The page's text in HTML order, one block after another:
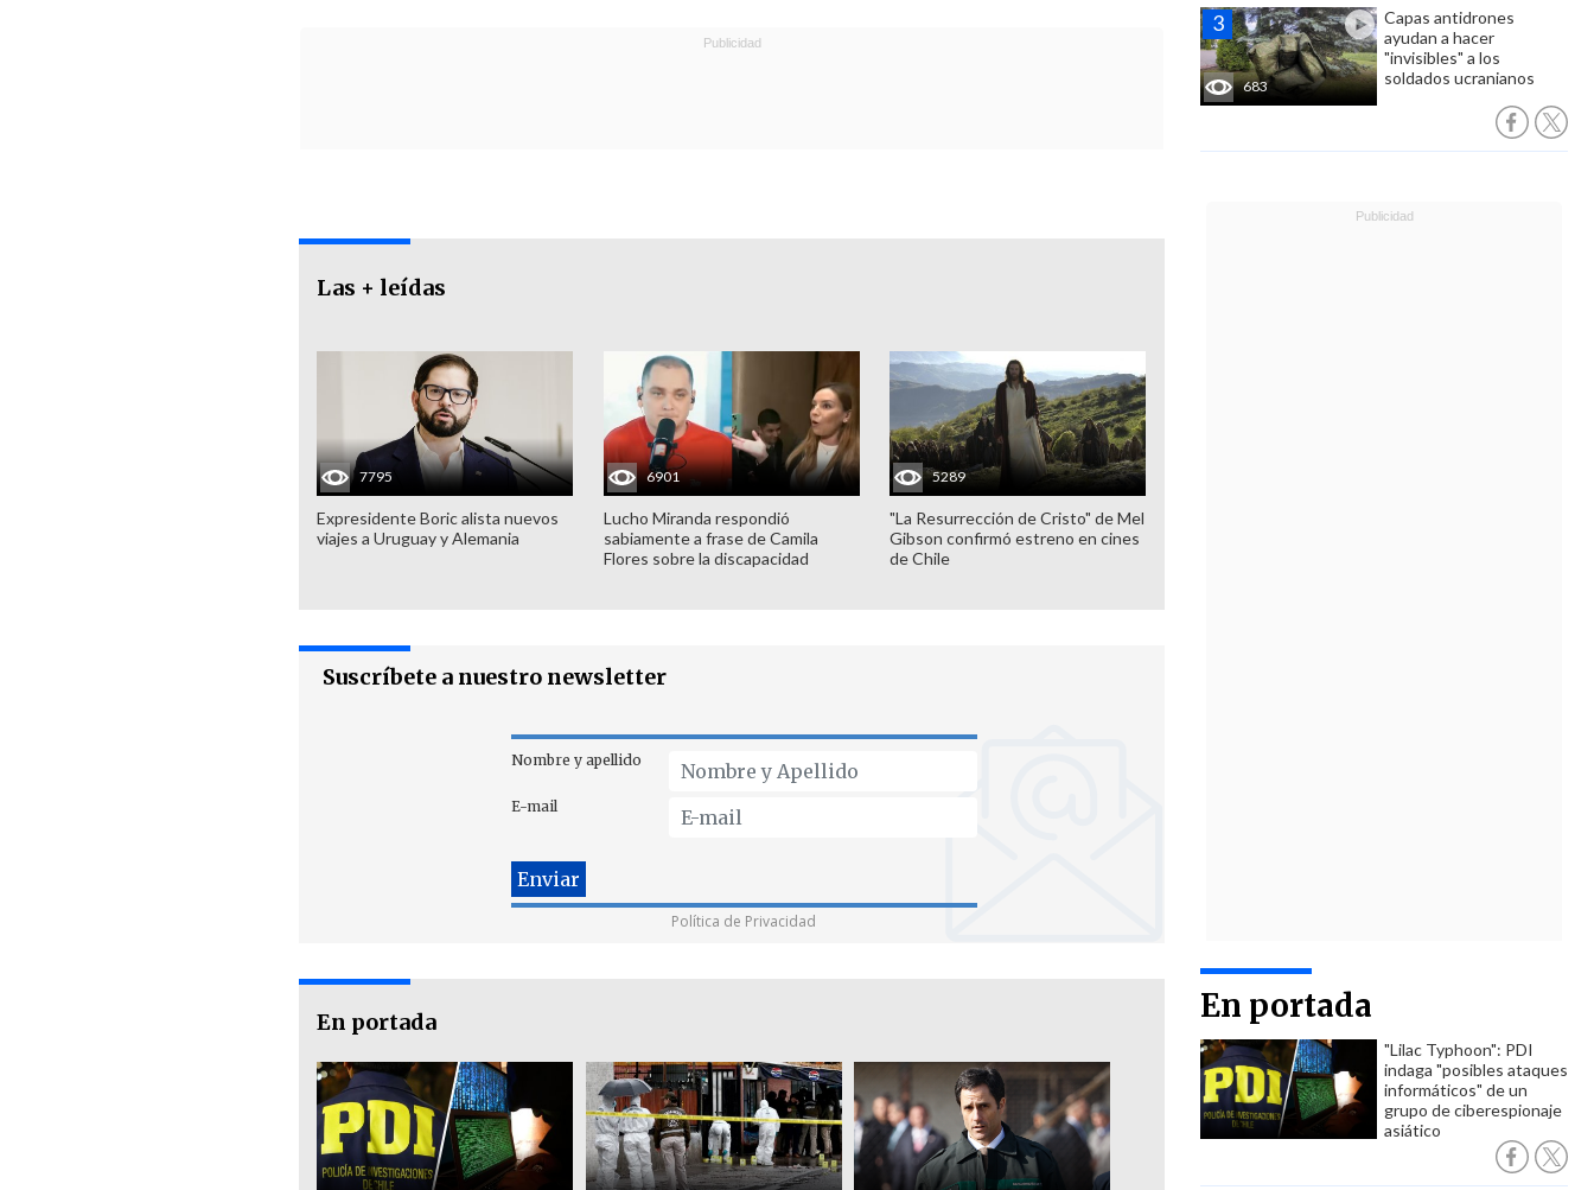
683
Capas antidrones
ayudan a hacer
"invisibles" a los
soldados ucranianos
En portada
"Lilac Typhoon": PDI
indaga "posibles ataques
informáticos" de un
grupo de ciberespionaje
asiático
Las + leídas
7795
Expresidente Boric alista nuevos
viajes a Uruguay y Alemania
6901
Lucho Miranda respondió
sabiamente a frase de Camila
Flores sobre la discapacidad
5289
"La Resurrección de Cristo" de Mel
Gibson confirmó estreno en cines
de Chile
Suscríbete a nuestro newsletter
Nombre y apellido
E-mail
Política de Privacidad
En portada